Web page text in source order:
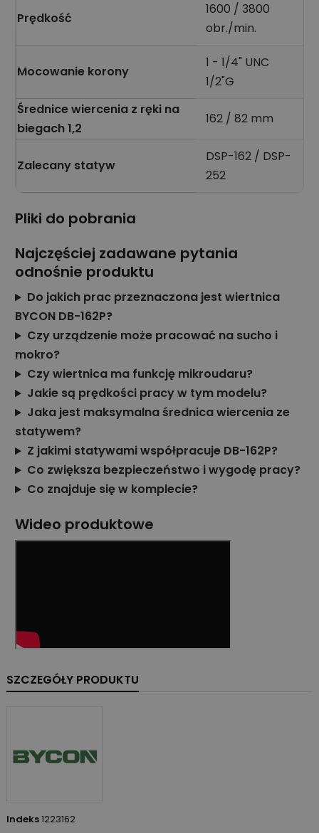
Prędkość
1600 / 3800
obr./min.
Mocowanie korony
1 - 1/4" UNC
1/2"G
Średnice wiercenia z ręki na
biegach 1,2
162 / 82 mm
Zalecany statyw
DSP-162 / DSP-
252
Pliki do pobrania
Najczęściej zadawane pytania
odnośnie produktu
Do jakich prac przeznaczona jest wiertnica
BYCON DB-162P?
Czy urządzenie może pracować na sucho i
mokro?
Czy wiertnica ma funkcję mikroudaru?
Jakie są prędkości pracy w tym modelu?
Jaka jest maksymalna średnica wiercenia ze
statywem?
Z jakimi statywami współpracuje DB-162P?
Co zwiększa bezpieczeństwo i wygodę pracy?
Co znajduje się w komplecie?
Wideo produktowe
SZCZEGÓŁY PRODUKTU
Indeks1223162